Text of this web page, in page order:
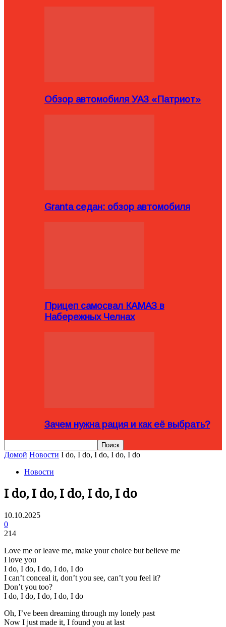
Обзор автомобиля УАЗ «Патриот»
Granta седан: обзор автомобиля
Прицеп самосвал КАМАЗ в
Набережных Челнах
Зачем нужна рация и как её выбрать?
Домой Новости I do, I do, I do, I do, I do
Новости
I do, I do, I do, I do, I do
10.10.2025
0
214
Love me or leave me, make your choice but believe me
I love you
I do, I do, I do, I do, I do
I can’t conceal it, don’t you see, can’t you feel it?
Don’t you too?
I do, I do, I do, I do, I do
Oh, I’ve been dreaming through my lonely past
Now I just made it, I found you at last